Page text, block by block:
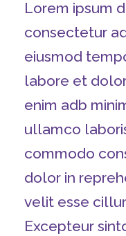
Lorem ipsum
consectetur
eiusmod
labore et
enim adb
ullamco
commodo
dolor in
velit esse
Excepteur